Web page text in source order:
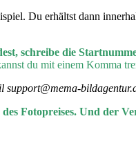
Du erhältst dann
schreibe die
du mit einem Komma
support@mema-
Fotopreises. Und der